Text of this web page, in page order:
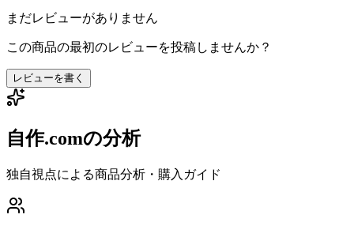
まだレビューがありません
この商品の最初のレビューを投稿しませんか？
レビューを書く
自作.comの分析
独自視点による商品分析・購入ガイド